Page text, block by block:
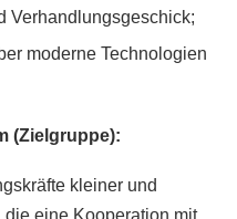
Verhandlungsgeschick;
moderne Technologien
(Zielgruppe):
kleiner und